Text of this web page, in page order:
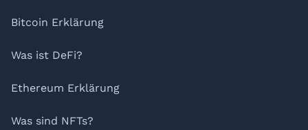
Bitcoin Erklärung
Was ist DeFi?
Ethereum Erklärung
Was sind NFTs?